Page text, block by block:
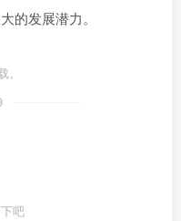
的发展潜力。
吧